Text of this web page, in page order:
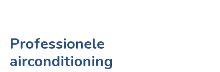
Professionele
airconditioning